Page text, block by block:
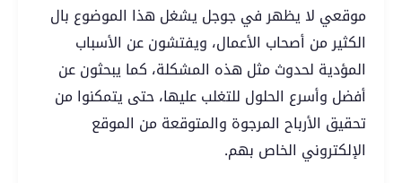
موقعي لا يظهر في جوجل يشغل هذا الموضوع بال
الكثير من أصحاب الأعمال، ويفتشون عن الأسباب
المؤدية لحدوث مثل هذه المشكلة، كما يبحثون عن
أفضل وأسرع الحلول للتغلب عليها، حتى يتمكنوا من
تحقيق الأرباح المرجوة والمتوقعة من الموقع
الإلكتروني الخاص بهم.